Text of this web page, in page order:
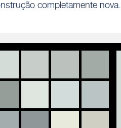
completamente nova.